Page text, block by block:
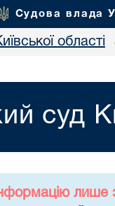
Судова влада
області
суд
лише